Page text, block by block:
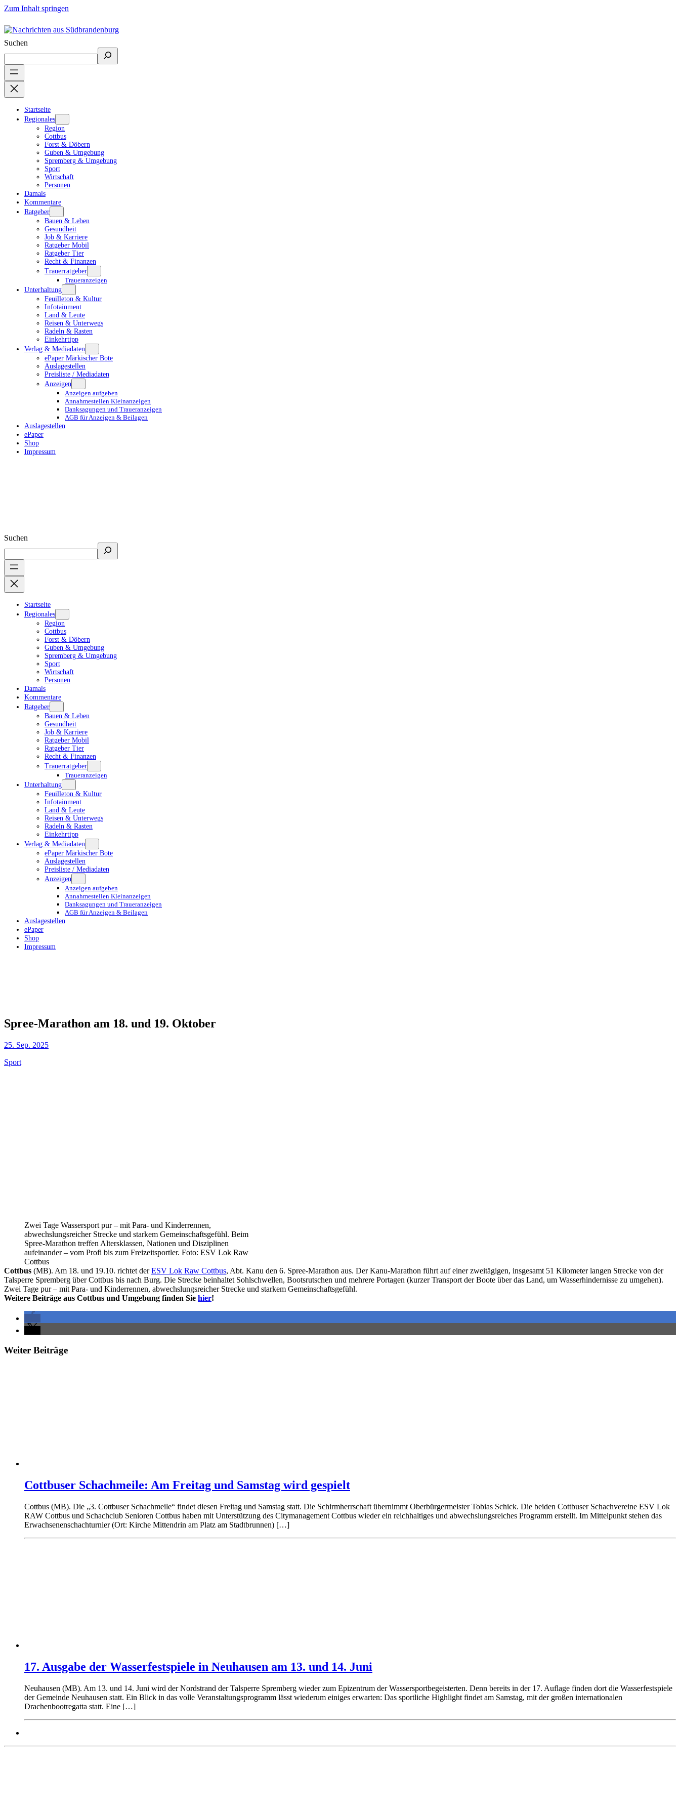
Zum Inhalt springen
Suchen
Startseite
Regionales
Region
Cottbus
Forst & Döbern
Guben & Umgebung
Spremberg & Umgebung
Sport
Wirtschaft
Personen
Damals
Kommentare
Ratgeber
Bauen & Leben
Gesundheit
Job & Karriere
Ratgeber Mobil
Ratgeber Tier
Recht & Finanzen
Trauerratgeber
Traueranzeigen
Unterhaltung
Feuilleton & Kultur
Infotainment
Land & Leute
Reisen & Unterwegs
Radeln & Rasten
Einkehrtipp
Verlag & Mediadaten
ePaper Märkischer Bote
Auslagestellen
Preisliste / Mediadaten
Anzeigen
Anzeigen aufgeben
Annahmestellen Kleinanzeigen
Danksagungen und Traueranzeigen
AGB für Anzeigen & Beilagen
Auslagestellen
ePaper
Shop
Impressum
Suchen
Startseite
Regionales
Region
Cottbus
Forst & Döbern
Guben & Umgebung
Spremberg & Umgebung
Sport
Wirtschaft
Personen
Damals
Kommentare
Ratgeber
Bauen & Leben
Gesundheit
Job & Karriere
Ratgeber Mobil
Ratgeber Tier
Recht & Finanzen
Trauerratgeber
Traueranzeigen
Unterhaltung
Feuilleton & Kultur
Infotainment
Land & Leute
Reisen & Unterwegs
Radeln & Rasten
Einkehrtipp
Verlag & Mediadaten
ePaper Märkischer Bote
Auslagestellen
Preisliste / Mediadaten
Anzeigen
Anzeigen aufgeben
Annahmestellen Kleinanzeigen
Danksagungen und Traueranzeigen
AGB für Anzeigen & Beilagen
Auslagestellen
ePaper
Shop
Impressum
Spree-Marathon am 18. und 19. Oktober
25. Sep. 2025
Sport
Zwei Tage Wassersport pur – mit Para- und Kinderrennen,
abwechslungsreicher Strecke und starkem Gemeinschaftsgefühl. Beim
Spree-Marathon treffen Altersklassen, Nationen und Disziplinen
aufeinander – vom Profi bis zum Freizeitsportler. Foto: ESV Lok Raw
Cottbus
Cottbus (MB). Am 18. und 19.10. richtet derESV Lok Raw Cottbus, Abt. Kanu den 6. Spree-Marathon aus. Der Kanu-Marathon führt auf einer zweitägigen, insgesamt 51 Kilometer langen Strecke von der
Talsperre Spremberg über Cottbus bis nach Burg. Die Strecke beinhaltet Sohlschwellen, Bootsrutschen und mehrere Portagen (kurzer Transport der Boote über das Land, um Wasserhindernisse zu umgehen).
Zwei Tage pur – mit Para- und Kinderrennen, abwechslungsreicher Strecke und starkem Gemeinschaftsgefühl.
Weitere Beiträge aus Cottbus und Umgebung finden Sie hier!
Weiter Beiträge
Cottbuser Schachmeile: Am Freitag und Samstag wird gespielt
Cottbus (MB). Die „3. Cottbuser Schachmeile“ findet diesen Freitag und Samstag statt. Die Schirmherrschaft übernimmt Oberbürgermeister Tobias Schick. Die beiden Cottbuser Schachvereine ESV Lok
RAW Cottbus und Schachclub Senioren Cottbus haben mit Unterstützung des Citymanagement Cottbus wieder ein reichhaltiges und abwechslungsreiches Programm erstellt. Im Mittelpunkt stehen das
Erwachsenenschachturnier (Ort: Kirche Mittendrin am Platz am Stadtbrunnen) […]
17. Ausgabe der Wasserfestspiele in Neuhausen am 13. und 14. Juni
Neuhausen (MB). Am 13. und 14. Juni wird der Nordstrand der Talsperre Spremberg wieder zum Epizentrum der Wassersportbegeisterten. Denn bereits in der 17. Auflage finden dort die Wasserfestspiele
der Gemeinde Neuhausen statt. Ein Blick in das volle Veranstaltungsprogramm lässt wiederum einiges erwarten: Das sportliche Highlight findet am Samstag, mit der großen internationalen
Drachenbootregatta statt. Eine […]